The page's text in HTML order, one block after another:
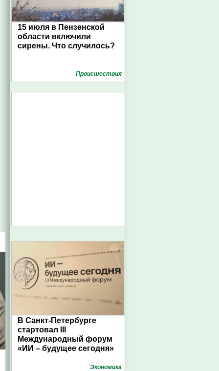
15 июля в Пензенской
области включили
сирены. Что случилось?
Проиcшествия
В Санкт-Петербурге
стартовал III
Международный форум
«ИИ – будущее сегодня»
Экономика